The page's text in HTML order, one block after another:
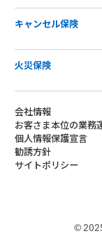
キャンセル保険
火災保険
会社情報
お客さま本位の業務
個人情報保護宣言
勧誘方針
サイトポリシー
©︎